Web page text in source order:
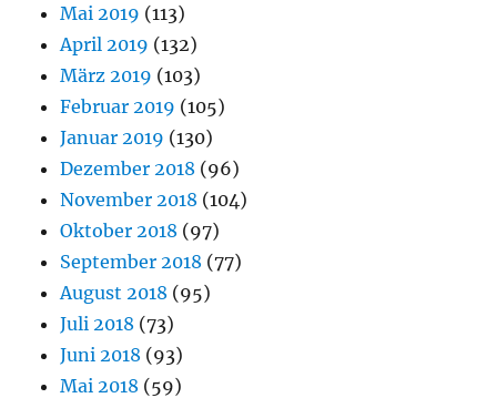
Mai 2019 (113)
April 2019 (132)
März 2019 (103)
Februar 2019 (105)
Januar 2019 (130)
Dezember 2018 (96)
November 2018 (104)
Oktober 2018 (97)
September 2018 (77)
August 2018 (95)
Juli 2018 (73)
Juni 2018 (93)
Mai 2018 (59)